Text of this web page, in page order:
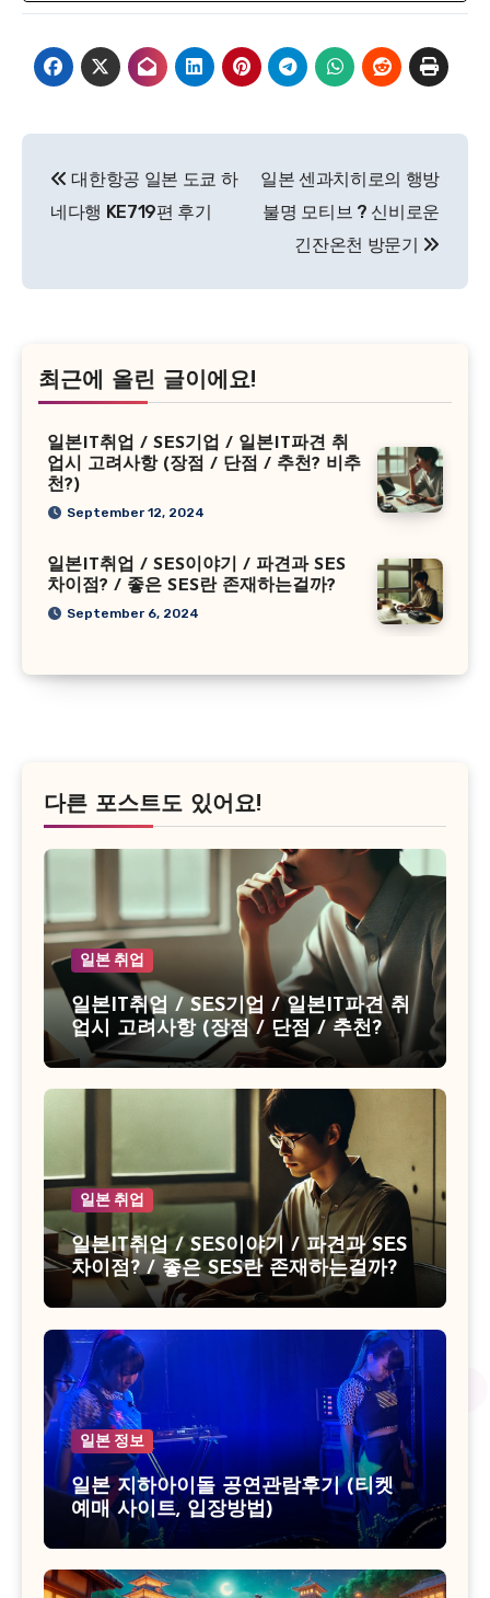
navigation
대한항공 일본 도쿄 하
네다행 KE719편 후기
일본 센과치히로의 행방
불명 모티브 ? 신비로운
긴잔온천 방문기
최근에 올린 글이에요!
일본IT취업 / SES기업 / 일본IT파견 취
업시 고려사항 (장점 / 단점 / 추천? 비추
천?)
September 12, 2024
일본IT취업 / SES이야기 / 파견과 SES
차이점? / 좋은 SES란 존재하는걸까?
September 6, 2024
다른 포스트도 있어요!
일본 취업
일본IT취업 / SES기업 / 일본IT파견 취
업시 고려사항 (장점 / 단점 / 추천? 비
추천?)
일본 취업
일본IT취업 / SES이야기 / 파견과 SES
차이점? / 좋은 SES란 존재하는걸까?
일본 정보
일본 지하아이돌 공연관람후기 (티켓
예매 사이트, 입장방법)